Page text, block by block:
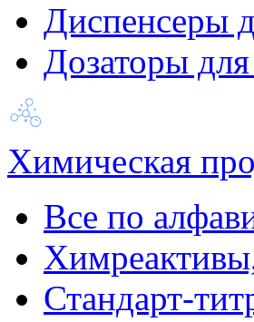
Диспенсеры
Дозаторы
Химическая
Все по
Стандарт-